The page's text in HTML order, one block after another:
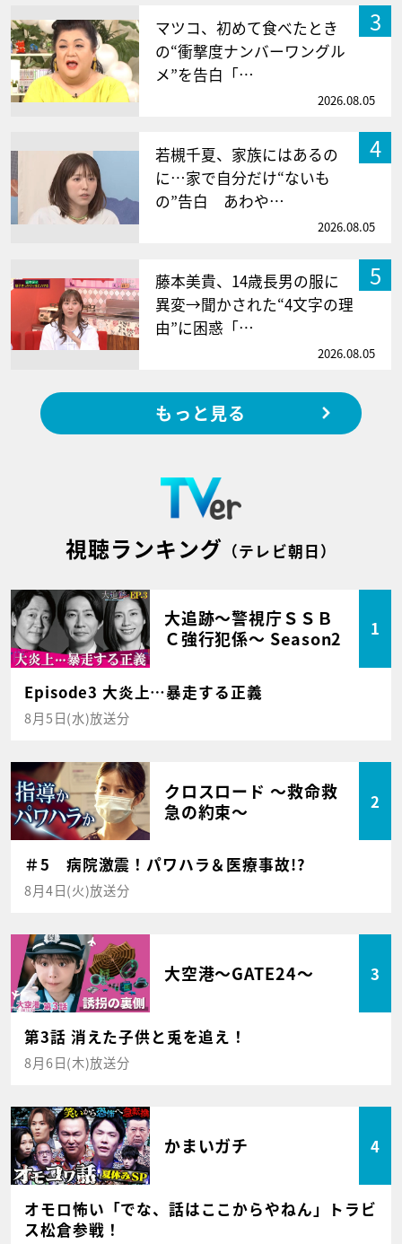
3
マツコ、初めて食べたとき
の“衝撃度ナンバーワングル
メ”を告白「…
2026.08.05
4
若槻千夏、家族にはあるの
に…家で自分だけ“ないも
の”告白 あわや…
2026.08.05
5
藤本美貴、14歳長男の服に
異変→聞かされた“4文字の理
由”に困惑「…
2026.08.05
もっと見る
視聴ランキング （テレビ朝日）
大追跡～警視庁ＳＳＢ
Ｃ強行犯係～ Season2
1
Episode3 大炎上…暴走する正義
8月5日(水)放送分
クロスロード ～救命救
急の約束～
2
＃5 病院激震！パワハラ＆医療事故!?
8月4日(火)放送分
大空港～GATE24～ 3
第3話 消えた子供と兎を追え！
8月6日(木)放送分
かまいガチ 4
オモロ怖い「でな、話はここからやねん」トラビ
ス松倉参戦！